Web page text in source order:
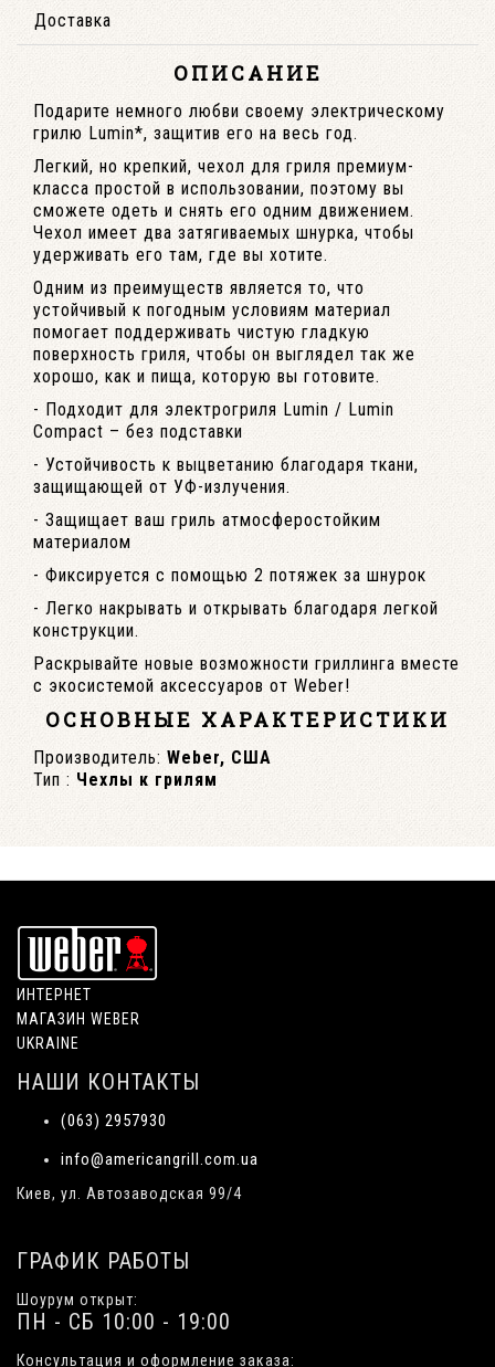
Доставка
ОПИСАНИЕ
Подарите немного любви своему электрическому
грилю Lumin*, защитив его на весь год.
Легкий, но крепкий, чехол для гриля премиум-
класса простой в использовании, поэтому вы
сможете одеть и снять его одним движением.
Чехол имеет два затягиваемых шнурка, чтобы
удерживать его там, где вы хотите.
Одним из преимуществ является то, что
устойчивый к погодным условиям материал
помогает поддерживать чистую гладкую
поверхность гриля, чтобы он выглядел так же
хорошо, как и пища, которую вы готовите.
- Подходит для электрогриля Lumin / Lumin
Compact – без подставки
- Устойчивость к выцветанию благодаря ткани,
защищающей от УФ-излучения.
- Защищает ваш гриль атмосферостойким
материалом
- Фиксируется с помощью 2 потяжек за шнурок
- Легко накрывать и открывать благодаря легкой
конструкции.
Раскрывайте новые возможности гриллинга вместе
с экосистемой аксессуаров от Weber!
ОСНОВНЫЕ ХАРАКТЕРИСТИКИ
Производитель: Weber, США
Тип : Чехлы к грилям
ИНТЕРНЕТ
МАГАЗИН WEBER
UKRAINE
НАШИ КОНТАКТЫ
(063) 2957930
info@americangrill.com.ua
Киев, ул. Автозаводская 99/4
ГРАФИК РАБОТЫ
Шоурум открыт:
ПН - СБ 10:00 - 19:00
Консультация и оформление заказа: